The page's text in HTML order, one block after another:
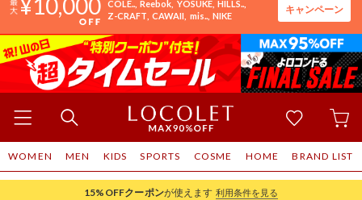
COLE.. Reebok YOSUKE HILLS..
Z-CRAFT CAWAII mis.. NIKE
キャンペーン
WOMEN MEN KIDS SPORTS COSME HOME BRAND LIST
15%OFFクーポンが使えます 利用条件を見る